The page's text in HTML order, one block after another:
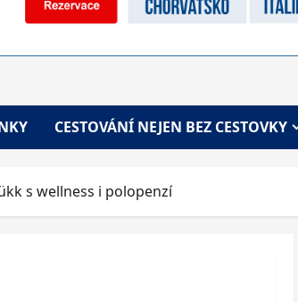
CESTOVÁNÍ NEJEN BEZ CESTOVKY
s wellness i polopenzí